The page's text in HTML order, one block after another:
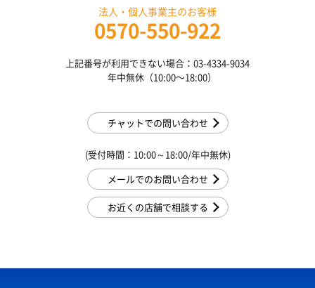
法人・個人事業主のお客様
0570-550-922
上記番号が利用できない場合：03-4334-9034
年中無休（10:00〜18:00）
チャットでの問い合わせ
(受付時間：10:00～18:00/年中無休)
メールでのお問い合わせ
お近くの店舗で相談する